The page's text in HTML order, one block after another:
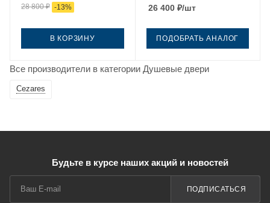
28 800₽ -13%
В КОРЗИНУ
26 400₽/шт
ПОДОБРАТЬ АНАЛОГ
Все производители в категории Душевые двери
Cezares
Будьте в курсе наших акций и новостей
ПОДПИСАТЬСЯ